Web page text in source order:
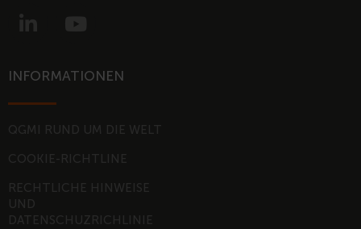
i
k
i
n
i
n
Y
o
t
e
INFORMATIONEN
QGMI RUND UM DIE WELT
COOKIE-RICHTLINE
RECHTLICHE HINWEISE
UND
DATENSCHUZRICHLINIE